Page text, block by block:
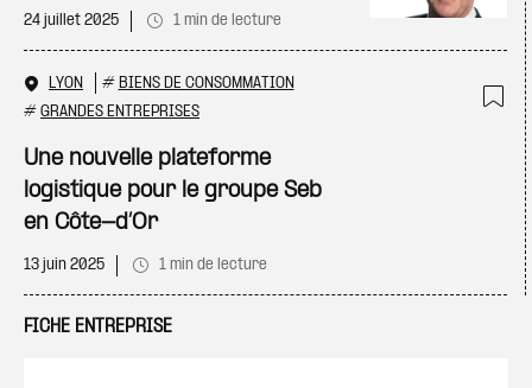
24 juillet 2025 1 min de lecture
LYON # BIENS DE CONSOMMATION
# GRANDES ENTREPRISES
Une nouvelle plateforme
logistique pour le groupe Seb
en Côte-d’Or
13 juin 2025 1 min de lecture
FICHE ENTREPRISE